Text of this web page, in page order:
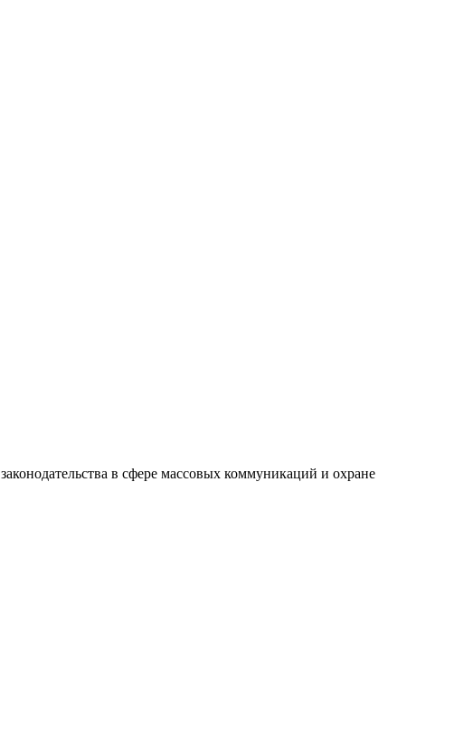
в сфере массовых коммуникаций и охране